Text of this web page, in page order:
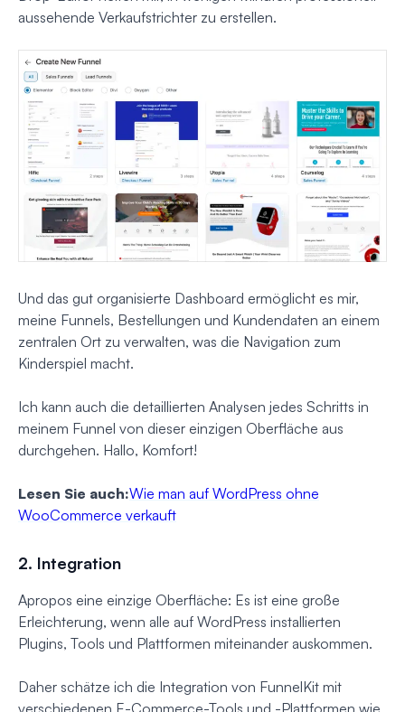
aussehende Verkaufstrichter zu erstellen.
Und das gut organisierte Dashboard ermöglicht es mir,
meine Funnels, Bestellungen und Kundendaten an einem
zentralen Ort zu verwalten, was die Navigation zum
Kinderspiel macht.
Ich kann auch die detaillierten Analysen jedes Schritts in
meinem Funnel von dieser einzigen Oberfläche aus
durchgehen. Hallo, Komfort!
Lesen Sie auch:Wie man auf WordPress ohne
WooCommerce verkauft
2. Integration
Apropos eine einzige Oberfläche: Es ist eine große
Erleichterung, wenn alle auf WordPress installierten
Plugins, Tools und Plattformen miteinander auskommen.
Daher schätze ich die Integration von FunnelKit mit
verschiedenen E-Commerce-Tools und -Plattformen wie